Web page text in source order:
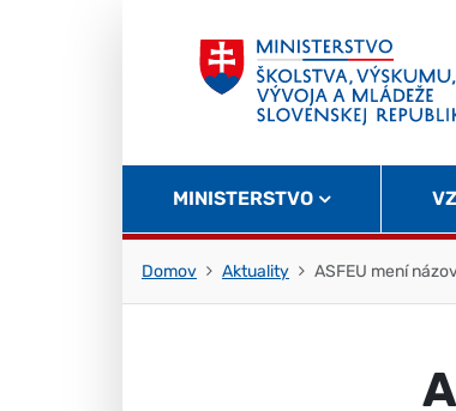
MINISTERSTVO
Domov Aktuality ASFEU mení